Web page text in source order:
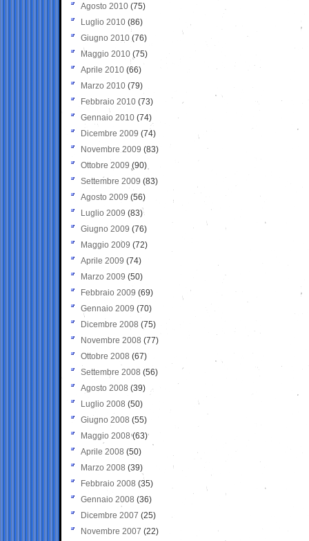
Agosto 2010 (75)
Luglio 2010 (86)
Giugno 2010 (76)
Maggio 2010 (75)
Aprile 2010 (66)
Marzo 2010 (79)
Febbraio 2010 (73)
Gennaio 2010 (74)
Dicembre 2009 (74)
Novembre 2009 (83)
Ottobre 2009 (90)
Settembre 2009 (83)
Agosto 2009 (56)
Luglio 2009 (83)
Giugno 2009 (76)
Maggio 2009 (72)
Aprile 2009 (74)
Marzo 2009 (50)
Febbraio 2009 (69)
Gennaio 2009 (70)
Dicembre 2008 (75)
Novembre 2008 (77)
Ottobre 2008 (67)
Settembre 2008 (56)
Agosto 2008 (39)
Luglio 2008 (50)
Giugno 2008 (55)
Maggio 2008(63)
Aprile 2008 (50)
Marzo 2008 (39)
Febbraio 2008 (35)
Gennaio 2008 (36)
Dicembre 2007 (25)
Novembre 2007 (22)